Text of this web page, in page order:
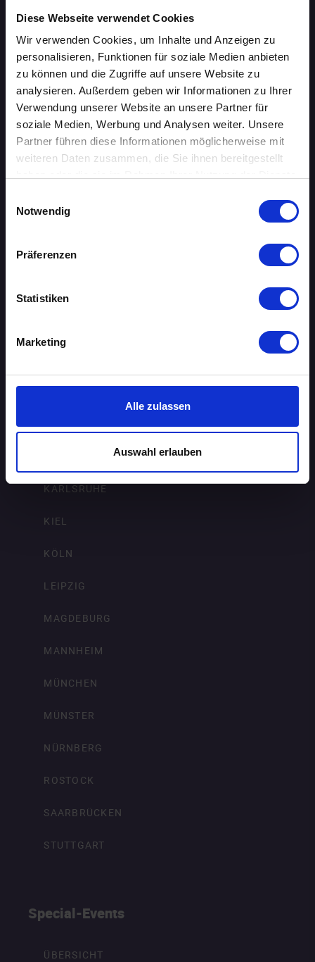
Diese Webseite verwendet Cookies
Wir verwenden Cookies, um Inhalte und Anzeigen zu
personalisieren, Funktionen für soziale Medien anbieten
zu können und die Zugriffe auf unsere Website zu
analysieren. Außerdem geben wir Informationen zu Ihrer
Verwendung unserer Website an unsere Partner für
soziale Medien, Werbung und Analysen weiter. Unsere
Partner führen diese Informationen möglicherweise mit
weiteren Daten zusammen, die Sie ihnen bereitgestellt
Notwendig
Präferenzen
Statistiken
Marketing
Alle zulassen
Auswahl erlauben
ÜBERSICHT
AACHEN
BERLIN
BIELEFELD
DORTMUND
DRESDEN
KARLSRUHE
KIEL
KÖLN
LEIPZIG
MAGDEBURG
MANNHEIM
MÜNCHEN
MÜNSTER
NÜRNBERG
ROSTOCK
SAARBRÜCKEN
STUTTGART
Special-Events
ÜBERSICHT